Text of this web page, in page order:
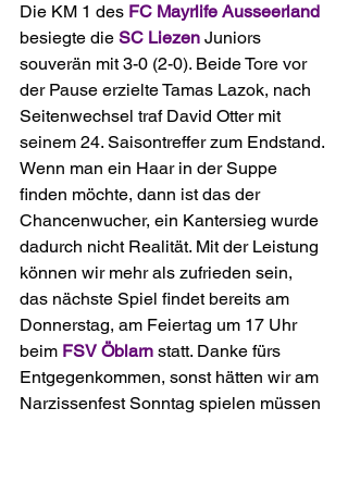
Die KM 1 des FC Mayrlife Ausseerland
besiegte die SC Liezen Juniors
souverän mit 3-0 (2-0). Beide Tore vor
der Pause erzielte Tamas Lazok, nach
Seitenwechsel traf David Otter mit
seinem 24. Saisontreffer zum Endstand.
Wenn man ein Haar in der Suppe
finden möchte, dann ist das der
Chancenwucher, ein Kantersieg wurde
dadurch nicht Realität. Mit der Leistung
können wir mehr als zufrieden sein,
das nächste Spiel findet bereits am
Donnerstag, am Feiertag um 17 Uhr
beim FSV Öblarn statt. Danke fürs
Entgegenkommen, sonst hätten wir am
Narzissenfest Sonntag spielen müssen